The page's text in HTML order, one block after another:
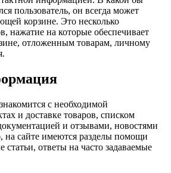
пользователь, он всегда может
корзине. Это несколько
нажатие на которые обеспечивает
отложенным товарам, личному
с необходимой
и доставке товаров, списком
и отзывами, новостями
на сайте имеются разделы помощи
статьи, ответы на часто задаваемые